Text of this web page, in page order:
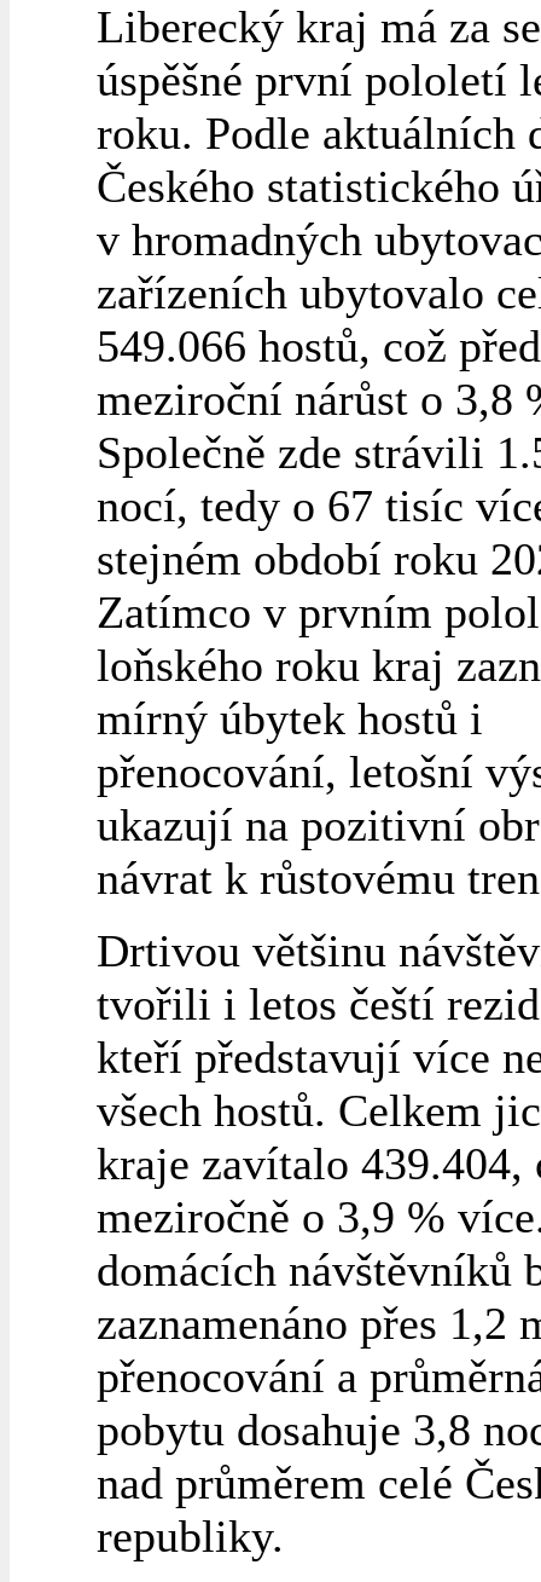
Liberecký kraj má za
úspěšné první pololetí
roku. Podle aktuálních
Českého statistického
v hromadných
zařízeních ubytovalo
549.066 hostů, což
meziroční nárůst o 3,8
Společně zde strávili
nocí, tedy o 67 tisíc
stejném období roku
Zatímco v prvním
loňského roku kraj
mírný úbytek hostů i
přenocování, letošní
ukazují na pozitivní
návrat k růstovému
Drtivou většinu
tvořili i letos čeští
kteří představují více
všech hostů. Celkem
kraje zavítalo 439.404,
meziročně o 3,9 %
domácích návštěvníků
zaznamenáno přes 1,2
přenocování a
pobytu dosahuje 3,8
nad průměrem celé
republiky.